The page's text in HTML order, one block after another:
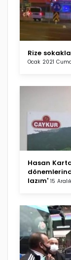
Rize
Ocak 2021
Hasan
lazım' 15